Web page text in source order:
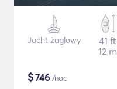
Jacht żaglowy
41 ft
12 m
$746 /noc